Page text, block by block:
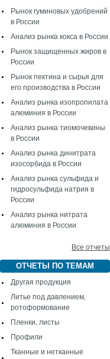
Рынок гуминовых удобрений
в России
Анализ рынка кокса в России
Рынок защищенных жиров в
России
Рынок пектина и сырья для
его производства в России
Анализ рынка изопропилата
алюминия в России
Анализ рынка тиомочевины
в России
Анализ рынка динитрата
изосорбида в России
Анализ рынка сульфида и
гидросульфида натрия в
России
Анализ рынка нитрата
алюминия в России
Все отчеты
ОТЧЕТЫ ПО ТЕМАМ
Другая продукция
Литье под давлением,
ротоформование
Пленки, листы
Профили
Тканные и нетканные